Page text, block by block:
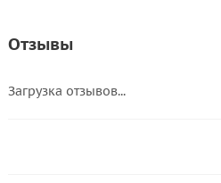
Отзывы
Загрузка отзывов...